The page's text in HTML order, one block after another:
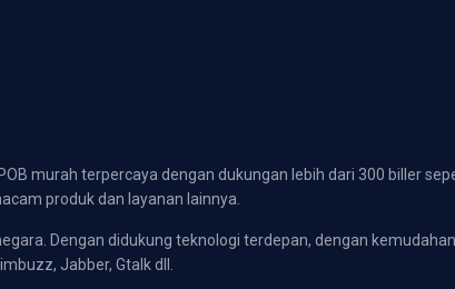
murah terpercaya dengan dukungan lebih dari 300 biller
produk dan layanan lainnya.
Dengan didukung teknologi terdepan, dengan
Jabber, Gtalk dll.